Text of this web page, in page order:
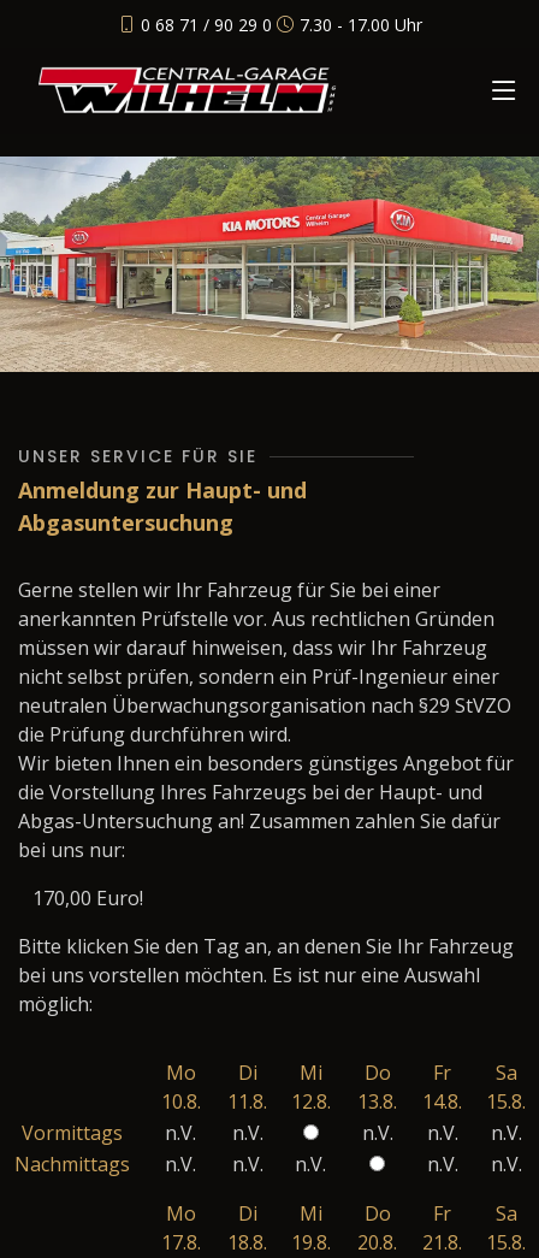
0 68 71 / 90 29 0 7.30 - 17.00 Uhr
UNSER SERVICE FÜR SIE
Anmeldung zur Haupt- und
Abgasuntersuchung
Gerne stellen wir Ihr Fahrzeug für Sie bei einer
anerkannten Prüfstelle vor. Aus rechtlichen Gründen
müssen wir darauf hinweisen, dass wir Ihr Fahrzeug
nicht selbst prüfen, sondern ein Prüf-Ingenieur einer
neutralen Überwachungsorganisation nach §29 StVZO
die Prüfung durchführen wird.
Wir bieten Ihnen ein besonders günstiges Angebot für
die Vorstellung Ihres Fahrzeugs bei der Haupt- und
Abgas-Untersuchung an! Zusammen zahlen Sie dafür
bei uns nur:
170,00 Euro!
Bitte klicken Sie den Tag an, an denen Sie Ihr Fahrzeug
bei uns vorstellen möchten. Es ist nur eine Auswahl
möglich:
Mo
10.8.
Di
11.8.
Mi
12.8.
Do
13.8.
Fr
14.8.
Sa
15.8.
Vormittags
n.V. n.V. n.V. n.V.
n.V.
Nachmittags
n.V. n.V. n.V. n.V.
n.V.
Mo
17.8.
Di
18.8.
Mi
19.8.
Do
20.8.
Fr
21.8.
Sa
15.8.